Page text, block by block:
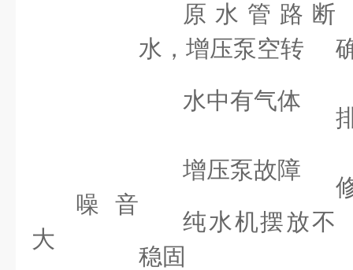
噪音
大
原水管路断
水，增压泵空转
水中有气体
增压泵故障
纯水机摆放不
稳固